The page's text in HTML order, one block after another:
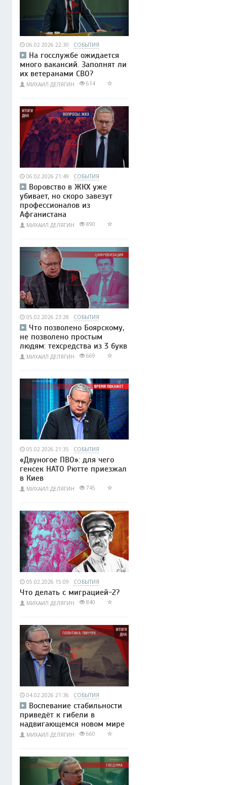
06.02.2026 22:30 СОБЫТИЯ
На госслужбе ожидается
много вакансий. Заполнят ли
их ветеранами СВО?
МИХАИЛ ДЕЛЯГИН 614
06.02.2026 21:49 СОБЫТИЯ
Воровство в ЖКХ уже
убивает, но скоро завезут
профессионалов из
Афганистана
МИХАИЛ ДЕЛЯГИН 890
05.02.2026 23:28 СОБЫТИЯ
Что позволено Боярскому,
не позволено простым
людям: техсредства из 3 букв
МИХАИЛ ДЕЛЯГИН 669
05.02.2026 21:35 СОБЫТИЯ
«Двуногое ПВО»: для чего
генсек НАТО Рютте приезжал
в Киев
МИХАИЛ ДЕЛЯГИН 745
05.02.2026 15:09 СОБЫТИЯ
Что делать с миграцией-2?
МИХАИЛ ДЕЛЯГИН 840
04.02.2026 21:36 СОБЫТИЯ
Воспевание стабильности
приведёт к гибели в
надвигающемся новом мире
МИХАИЛ ДЕЛЯГИН 660